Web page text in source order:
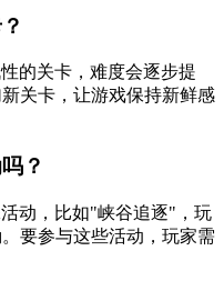
的关卡，难度会逐步提
关卡，让游戏保持新鲜感
？
动，比如"峡谷追逐"，玩
要参与这些活动，玩家需